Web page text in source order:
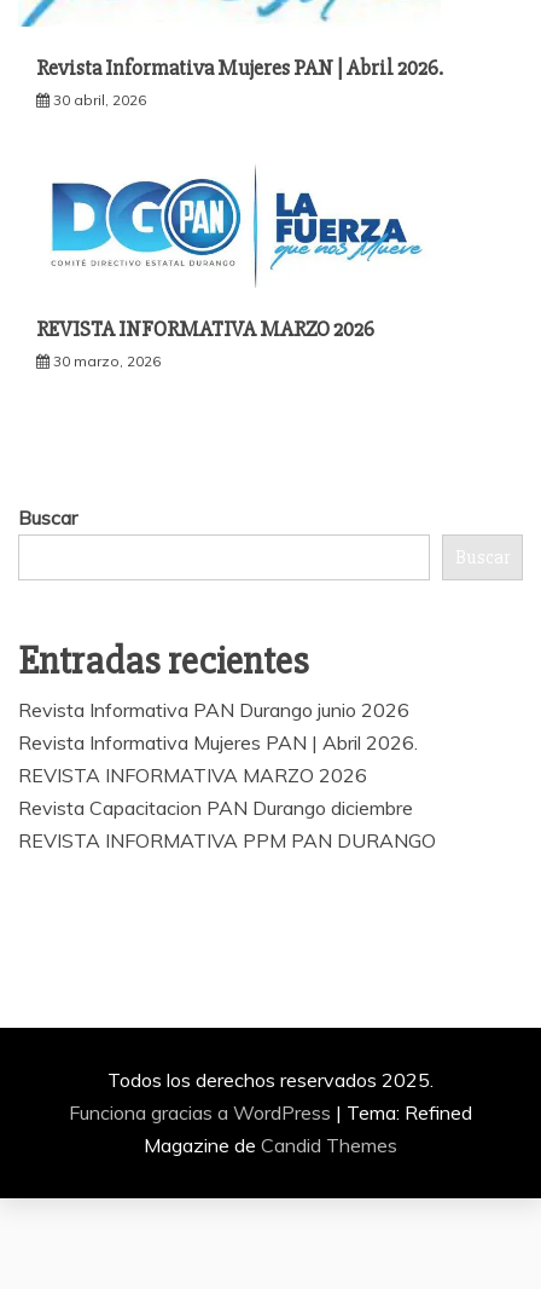
Revista Informativa Mujeres PAN | Abril 2026.
30 abril, 2026
REVISTA INFORMATIVA MARZO 2026
30 marzo, 2026
Buscar
Buscar
Entradas recientes
Revista Informativa PAN Durango junio 2026
Revista Informativa Mujeres PAN | Abril 2026.
REVISTA INFORMATIVA MARZO 2026
Revista Capacitacion PAN Durango diciembre
REVISTA INFORMATIVA PPM PAN DURANGO
Todos los derechos reservados 2025.
Funciona gracias a WordPress | Tema: Refined
Magazine de Candid Themes